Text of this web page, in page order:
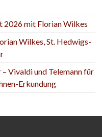
mit Florian Wilkes
Wilkes, St. Hedwigs-
Vivaldi und Telemann für
Erkundung